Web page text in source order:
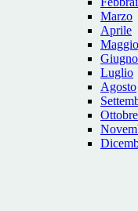
Marzo
Aprile
Maggio
Giugno
Luglio
Agosto
Ottobre